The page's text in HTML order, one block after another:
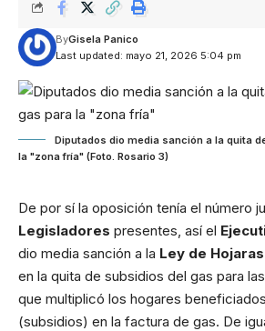
Last updated: mayo 21, 2026 5:04 pm
ByGisela Panico
Diputados dio media sanción a la quita
la "zona fría" (Foto. Rosario 3)
De por sí la oposición tenía el número
Legisladores presentes, así el
dio media sanción a la Ley de
en la quita de subsidios del gas para las
que multiplicó los hogares
(subsidios) en la factura de gas. De